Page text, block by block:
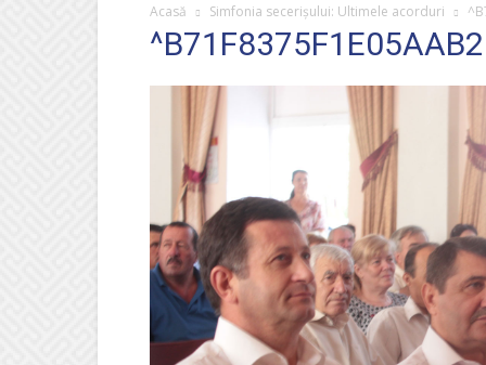
Acasă Simfonia secerișului: Ultimele acorduri